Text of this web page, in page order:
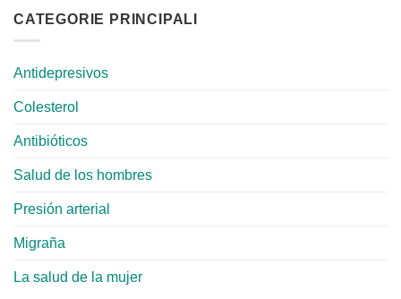
CATEGORIE PRINCIPALI
Antidepresivos
Colesterol
Antibióticos
Salud de los hombres
Presión arterial
Migraña
La salud de la mujer